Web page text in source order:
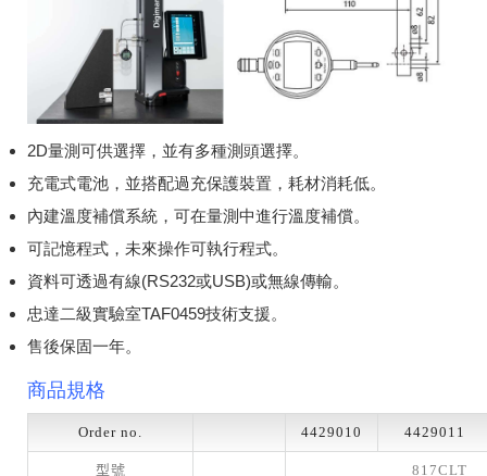
2D量測可供選擇，並有多種測頭選擇。
充電式電池，並搭配過充保護裝置，耗材消耗低。
內建溫度補償系統，可在量測中進行溫度補償。
可記憶程式，未來操作可執行程式。
資料可透過有線(RS232或USB)或無線傳輸。
忠達二級實驗室TAF0459技術支援。
售後保固一年。
商品規格
Order no. 4429010 4429011
型號 817CLT